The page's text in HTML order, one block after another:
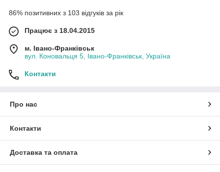
86% позитивних з 103 відгуків за рік
Працює з 18.04.2015
м. Івано-Франківськ
вул. Коновальця 5, Івано-Франківськ, Україна
Контакти
Про нас
Контакти
Доставка та оплата